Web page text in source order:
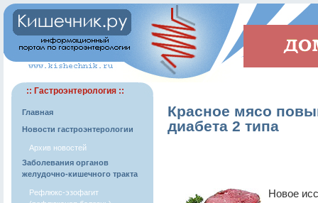
:: Гастроэнтерология ::
Главная
Новости гастроэнтерологии
Архив новостей
Заболевания органов
желудочно-кишечного тракта
Рефлюкс-эзофагит
Красное мясо
диабета 2 типа
Новое